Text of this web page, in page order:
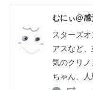
むにぃ@
スターズ
アスなど
気のクリ
ちゃん、